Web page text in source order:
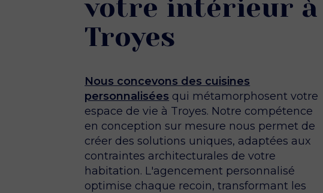
votre intérieur à
Troyes
Nous concevons des cuisines
personnalisées qui métamorphosent votre
espace de vie à Troyes. Notre compétence
en conception sur mesure nous permet de
créer des solutions uniques, adaptées aux
contraintes architecturales de votre
habitation. L'agencement personnalisé
optimise chaque recoin, transformant les